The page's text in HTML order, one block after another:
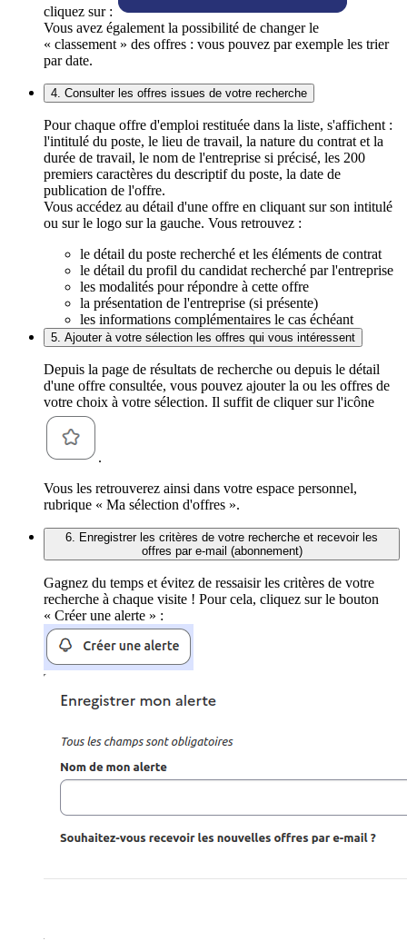
cliquez sur :
Vous avez également la possibilité de changer le
« classement » des offres : vous pouvez par exemple les trier
par date.
4. Consulter les offres issues de votre recherche
Pour chaque offre d'emploi restituée dans la liste, s'affichent :
l'intitulé du poste, le lieu de travail, la nature du contrat et la
durée de travail, le nom de l'entreprise si précisé, les 200
premiers caractères du descriptif du poste, la date de
publication de l'offre.
Vous accédez au détail d'une offre en cliquant sur son intitulé
ou sur le logo sur la gauche. Vous retrouvez :
le détail du poste recherché et les éléments de contrat
le détail du profil du candidat recherché par l'entreprise
les modalités pour répondre à cette offre
la présentation de l'entreprise (si présente)
les informations complémentaires le cas échéant
5. Ajouter à votre sélection les offres qui vous intéressent
Depuis la page de résultats de recherche ou depuis le détail
d'une offre consultée, vous pouvez ajouter la ou les offres de
votre choix à votre sélection. Il suffit de cliquer sur l'icône
.
Vous les retrouverez ainsi dans votre espace personnel,
rubrique « Ma sélection d'offres ».
6. Enregistrer les critères de votre recherche et recevoir les
offres par e-mail (abonnement)
Gagnez du temps et évitez de ressaisir les critères de votre
recherche à chaque visite ! Pour cela, cliquez sur le bouton
« Créer une alerte » :